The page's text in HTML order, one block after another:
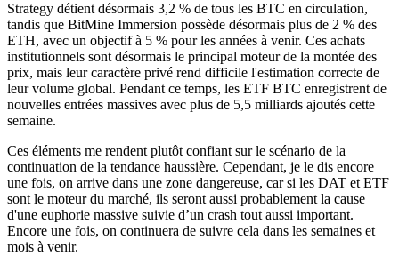
Strategy détient désormais 3,2 % de tous les BTC en circulation,
tandis que BitMine Immersion possède désormais plus de 2 % des
ETH, avec un objectif à 5 % pour les années à venir. Ces achats
institutionnels sont désormais le principal moteur de la montée des
prix, mais leur caractère privé rend difficile l'estimation correcte de
leur volume global. Pendant ce temps, les ETF BTC enregistrent de
nouvelles entrées massives avec plus de 5,5 milliards ajoutés cette
semaine.
Ces éléments me rendent plutôt confiant sur le scénario de la
continuation de la tendance haussière. Cependant, je le dis encore
une fois, on arrive dans une zone dangereuse, car si les DAT et ETF
sont le moteur du marché, ils seront aussi probablement la cause
d'une euphorie massive suivie d’un crash tout aussi important.
Encore une fois, on continuera de suivre cela dans les semaines et
mois à venir.